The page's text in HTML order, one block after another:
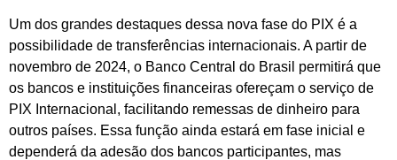
Um dos grandes destaques dessa nova fase do PIX é a
possibilidade de transferências internacionais. A partir de
novembro de 2024, o Banco Central do Brasil permitirá que
os bancos e instituições financeiras ofereçam o serviço de
PIX Internacional, facilitando remessas de dinheiro para
outros países. Essa função ainda estará em fase inicial e
dependerá da adesão dos bancos participantes, mas